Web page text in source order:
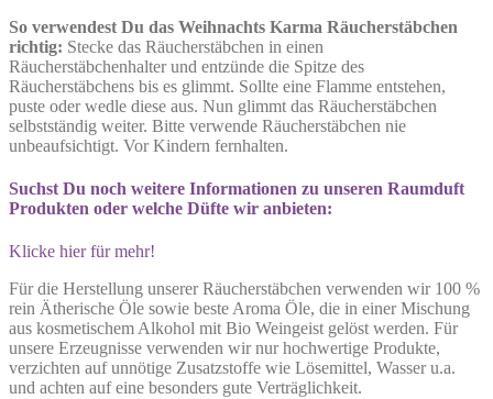
So verwendest Du das Weihnachts Karma Räucherstäbchen
richtig: Stecke das Räucherstäbchen in einen
Räucherstäbchenhalter und entzünde die Spitze des
Räucherstäbchens bis es glimmt. Sollte eine Flamme entstehen,
puste oder wedle diese aus. Nun glimmt das Räucherstäbchen
selbstständig weiter. Bitte verwende Räucherstäbchen nie
unbeaufsichtigt. Vor Kindern fernhalten.
Suchst Du noch weitere Informationen zu unseren Raumduft
Produkten oder welche Düfte wir anbieten:
Klicke hier für mehr!
Für die Herstellung unserer Räucherstäbchen verwenden wir 100 %
rein Ätherische Öle sowie beste Aroma Öle, die in einer Mischung
aus kosmetischem Alkohol mit Bio Weingeist gelöst werden. Für
unsere Erzeugnisse verwenden wir nur hochwertige Produkte,
verzichten auf unnötige Zusatzstoffe wie Lösemittel, Wasser u.a.
und achten auf eine besonders gute Verträglichkeit.